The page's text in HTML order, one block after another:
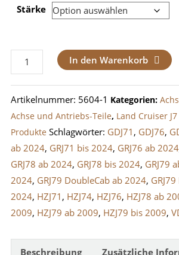
Stärke
Einstell-
Plättchen
/
Shim
für
Achsschenkellager
J7
ab
1999
Menge
In den Warenkorb
Artikelnummer: 5604-1 Kategorien:
Achse und Antriebs-Teile, Land Cruiser
Produkte Schlagwörter: GDJ71 , GDJ76,
ab 2024, GRJ71 bis 2024, GRJ76 ab 2024
GRJ78 ab 2024, GRJ78 bis 2024, GRJ79
2024, GRJ79 DoubleCab ab 2024,
2024, HZJ71 , HZJ74, HZJ76, HZJ78 ab
2009, HZJ79 ab 2009, HZJ79 bis 2009,
Beschreibung Zusätzliche